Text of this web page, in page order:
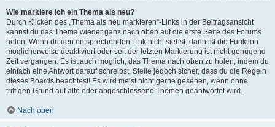
Wie markiere ich ein Thema als neu?
Durch Klicken des „Thema als neu markieren“-Links in der Beitragsansicht
kannst du das Thema wieder ganz nach oben auf die erste Seite des Forums
holen. Wenn du den entsprechenden Link nicht siehst, dann ist die Funktion
möglicherweise deaktiviert oder seit der letzten Markierung ist nicht genügend
Zeit vergangen. Es ist auch möglich, das Thema nach oben zu holen, indem du
einfach eine Antwort darauf schreibst. Stelle jedoch sicher, dass du die Regeln
dieses Boards beachtest! Es wird meist nicht gerne gesehen, wenn ohne
triftigen Grund auf alte oder abgeschlossene Themen geantwortet wird.
Nach oben